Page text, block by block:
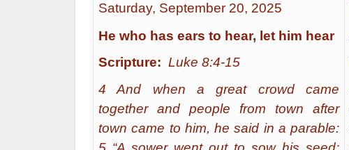
Saturday, September 20, 2025
He who has ears to hear, let him hear
Scripture: Luke 8:4-15
4 And when a great crowd came
together and people from town after
town came to him, he said in a parable: